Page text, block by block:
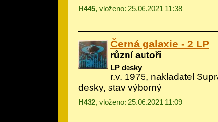
H445, vloženo: 25.06.2021 11:38
Černá galaxie - 2 LP
různí autoři
LP desky
r.v. 1975, nakladatel
desky, stav výborný
H432, vloženo: 25.06.2021 11:09